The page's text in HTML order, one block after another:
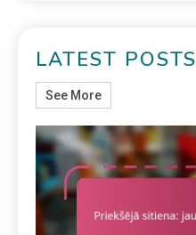
LATEST POSTS
See More